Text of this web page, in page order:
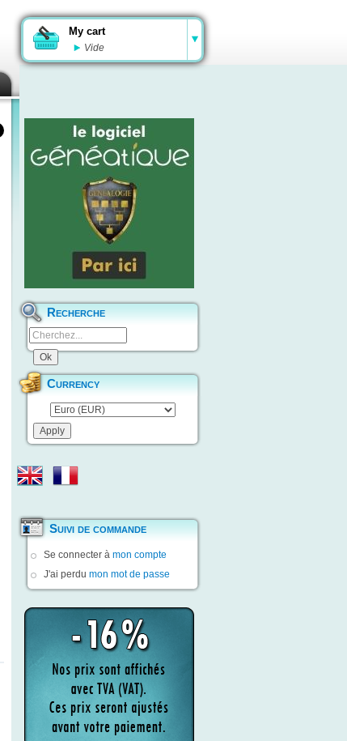
My cart
Vide
Recherche
Currency
Suivi de commande
Se connecter à mon compte
J'ai perdu mon mot de passe